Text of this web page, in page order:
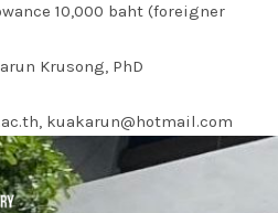
10,000 baht (foreigner
Krusong, PhD
kuakarun@hotmail.com